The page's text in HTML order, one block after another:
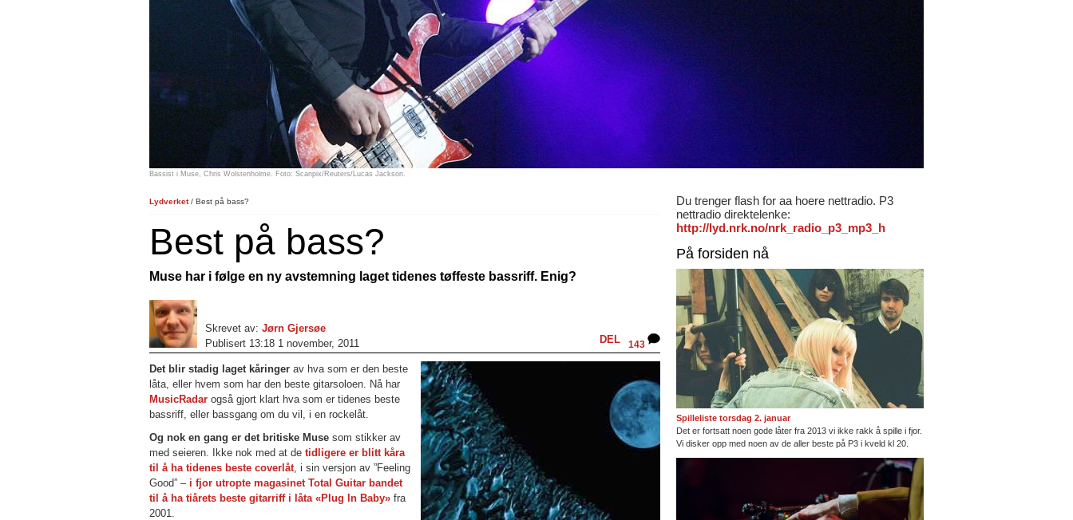
Bassist i Muse, Chris Wolstenholme. Foto: Scanpix/Reuters/Lucas Jackson.
Lydverket/ Best på bass?
Best på bass?
Muse har i følge en ny avstemning laget tidenes tøffeste bassriff. Enig?
Skrevet av: Jørn Gjersøe
Publisert 13:18 1 november, 2011
DEL 143
Det blir stadig laget kåringer av hva som er den beste
låta, eller hvem som har den beste gitarsoloen. Nå har
MusicRadar også gjort klart hva som er tidenes beste
bassriff, eller bassgang om du vil, i en rockelåt.
Og nok en gang er det britiske Muse som stikker av
med seieren. Ikke nok med at de tidligere er blitt kåra
til å ha tidenes beste coverlåt, i sin versjon av ”Feeling
Good” – i fjor utropte magasinet Total Guitar bandet
til å ha tiårets beste gitarriff i låta «Plug In Baby» fra
2001.
Du trenger flash for aa hoere nettradio. P3
nettradio direktelenke:
http://lyd.nrk.no/nrk_radio_p3_mp3_h
På forsiden nå
Spilleliste torsdag 2. januar
Det er fortsatt noen gode låter fra 2013 vi ikke rakk å spille i fjor.
Vi disker opp med noen av de aller beste på P3 i kveld kl 20.